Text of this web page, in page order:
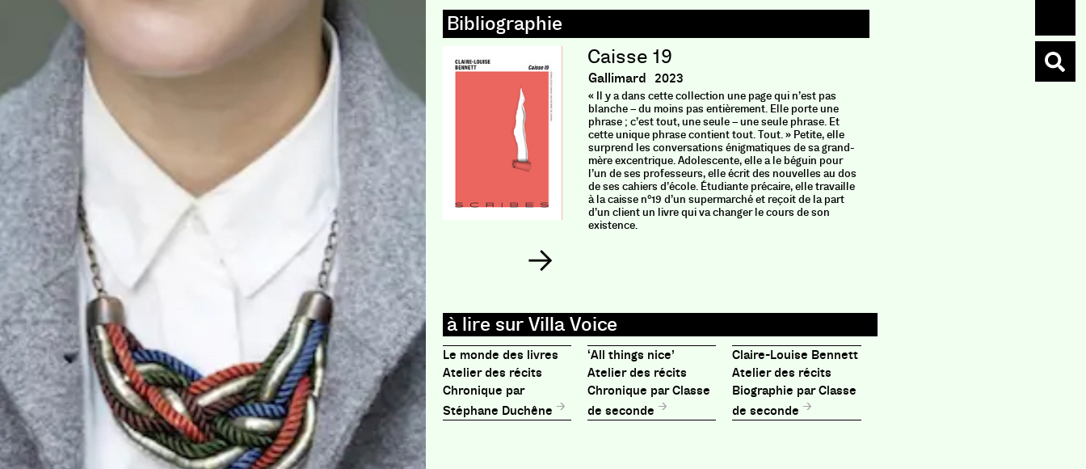
Caisse 19
Gallimard 2023
« Il y a dans cette collection une page qui n’est pas
blanche – du moins pas entièrement. Elle porte une
phrase ; c’est tout, une seule – une seule phrase. Et
cette unique phrase contient tout. Tout. » Petite, elle
surprend les conversations énigmatiques de sa grand-
mère excentrique. Adolescente, elle a le béguin pour
l’un de ses professeurs, elle écrit des nouvelles au dos
de ses cahiers d’école. Étudiante précaire, elle travaille
à la caisse n°19 d’un supermarché et reçoit de la part
d’un client un livre qui va changer le cours de son
existence.
Le monde des livres
Atelier des récits
Chronique par
Stéphane Duchêne
‘All things nice’
Atelier des récits
Chronique par Classe
de seconde
Claire-Louise Bennett
Atelier des récits
Biographie par Classe
de seconde